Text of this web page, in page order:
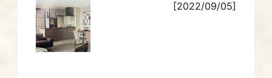
[2022/09/05]